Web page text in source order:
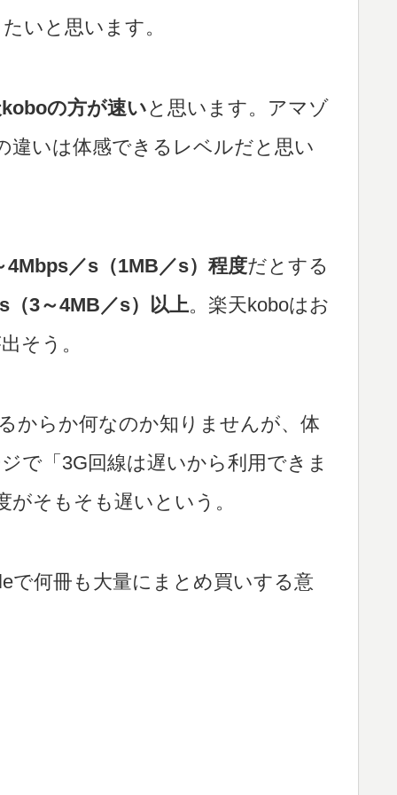
いと思います。
の方が速いと思います。アマゾ
違いは体感できるレベルだと思い
／s（1MB／s）程度だとする
3～4MB／s）以上。楽天koboはお
そう。
からか何なのか知りませんが、体
で「3G回線は遅いから利用できま
そもそも遅いという。
で何冊も大量にまとめ買いする意